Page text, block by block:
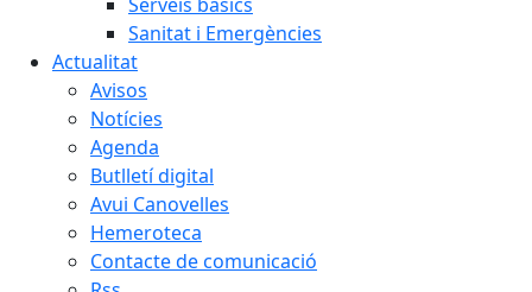
Sanitat i Emergències
Actualitat
Avisos
Notícies
Agenda
Butlletí digital
Avui Canovelles
Hemeroteca
Contacte de comunicació